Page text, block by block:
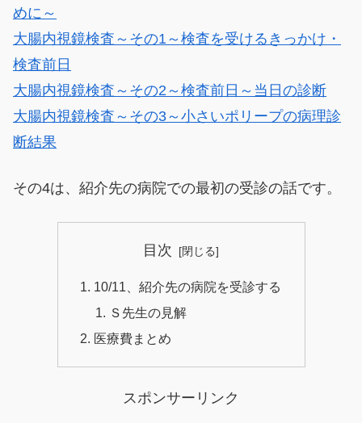
めに～
大腸内視鏡検査～その1～検査を受けるきっかけ・
検査前日
大腸内視鏡検査～その2～検査前日～当日の診断
大腸内視鏡検査～その3～小さいポリープの病理診
断結果
その4は、紹介先の病院での最初の受診の話です。
目次
10/11、紹介先の病院を受診する
Ｓ先生の見解
医療費まとめ
スポンサーリンク